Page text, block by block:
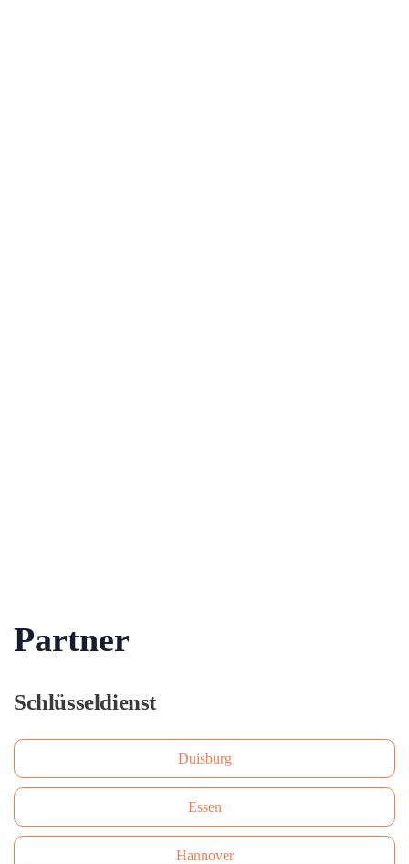
Partner
Schlüsseldienst
Duisburg
Essen
Hannover